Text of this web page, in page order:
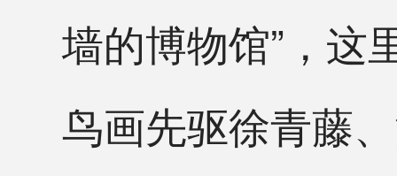
墙的博物馆”，这
鸟画先驱徐青藤